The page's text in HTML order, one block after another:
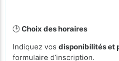
🕒 Choix des horaires
Indiquez vos disponibilités et
formulaire d’inscription.